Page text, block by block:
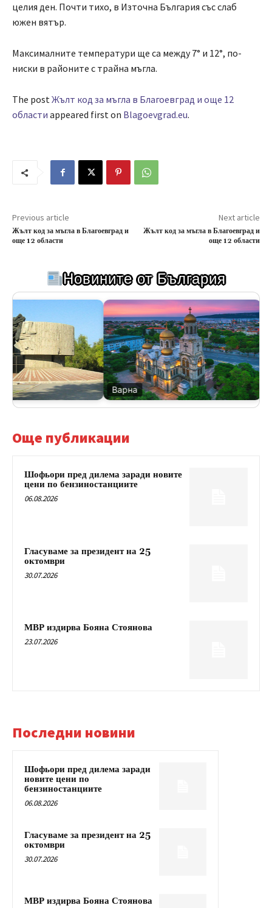
целия ден. Почти тихо, в Източна България със слаб
южен вятър.
Максималните температури ще са между 7° и 12°, по-
ниски в районите с трайна мъгла.
The postЖълт код за мъгла в Благоевград и още 12
области appeared first on Blagoevgrad.eu.
Previous article
Жълт код за мъгла в Благоевград и
още 12 области
Next article
Жълт код за мъгла в Благоевград и
още 12 области
Новините от България
Варна
Още публикации
Шофьори пред дилема заради новите
цени по бензиностанциите
06.08.2026
Гласуваме за президент на 25
октомври
30.07.2026
МВР издирва Бояна Стоянова
23.07.2026
Последни новини
Шофьори пред дилема заради
новите цени по
бензиностанциите
06.08.2026
Гласуваме за президент на 25
октомври
30.07.2026
МВР издирва Бояна Стоянова